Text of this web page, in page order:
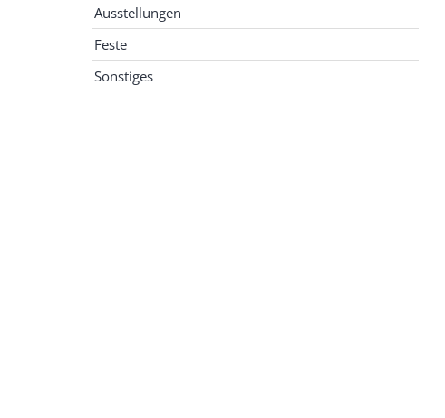
Ausstellungen
Feste
Sonstiges